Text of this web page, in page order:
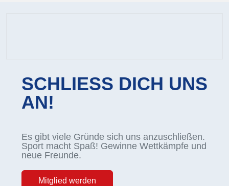
SCHLIESS DICH UNS
AN!
Es gibt viele Gründe sich uns anzuschließen.
Sport macht Spaß! Gewinne Wettkämpfe und
neue Freunde.
Mitglied werden